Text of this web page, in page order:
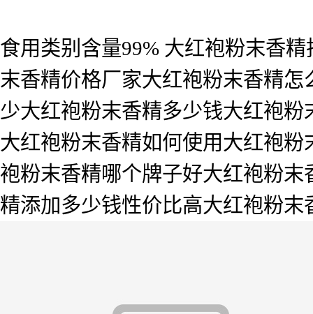
食用类别含量99% 大红袍粉末香
末香精价格厂家大红袍粉末香精
少大红袍粉末香精多少钱大红袍
大红袍粉末香精如何使用大红袍
袍粉末香精哪个牌子好大红袍粉
精添加多少钱性价比高大红袍粉